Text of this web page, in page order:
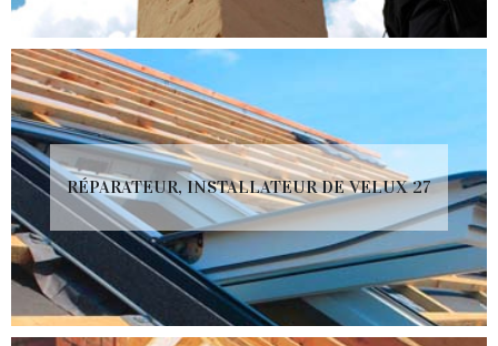
RÉPARATEUR, INSTALLATEUR DE VELUX 27